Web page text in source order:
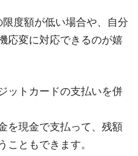
度額が低い場合や、自分
応変に対応できるのが嬉
ットカードの支払いを併
を現金で支払って、残額
こともできます。